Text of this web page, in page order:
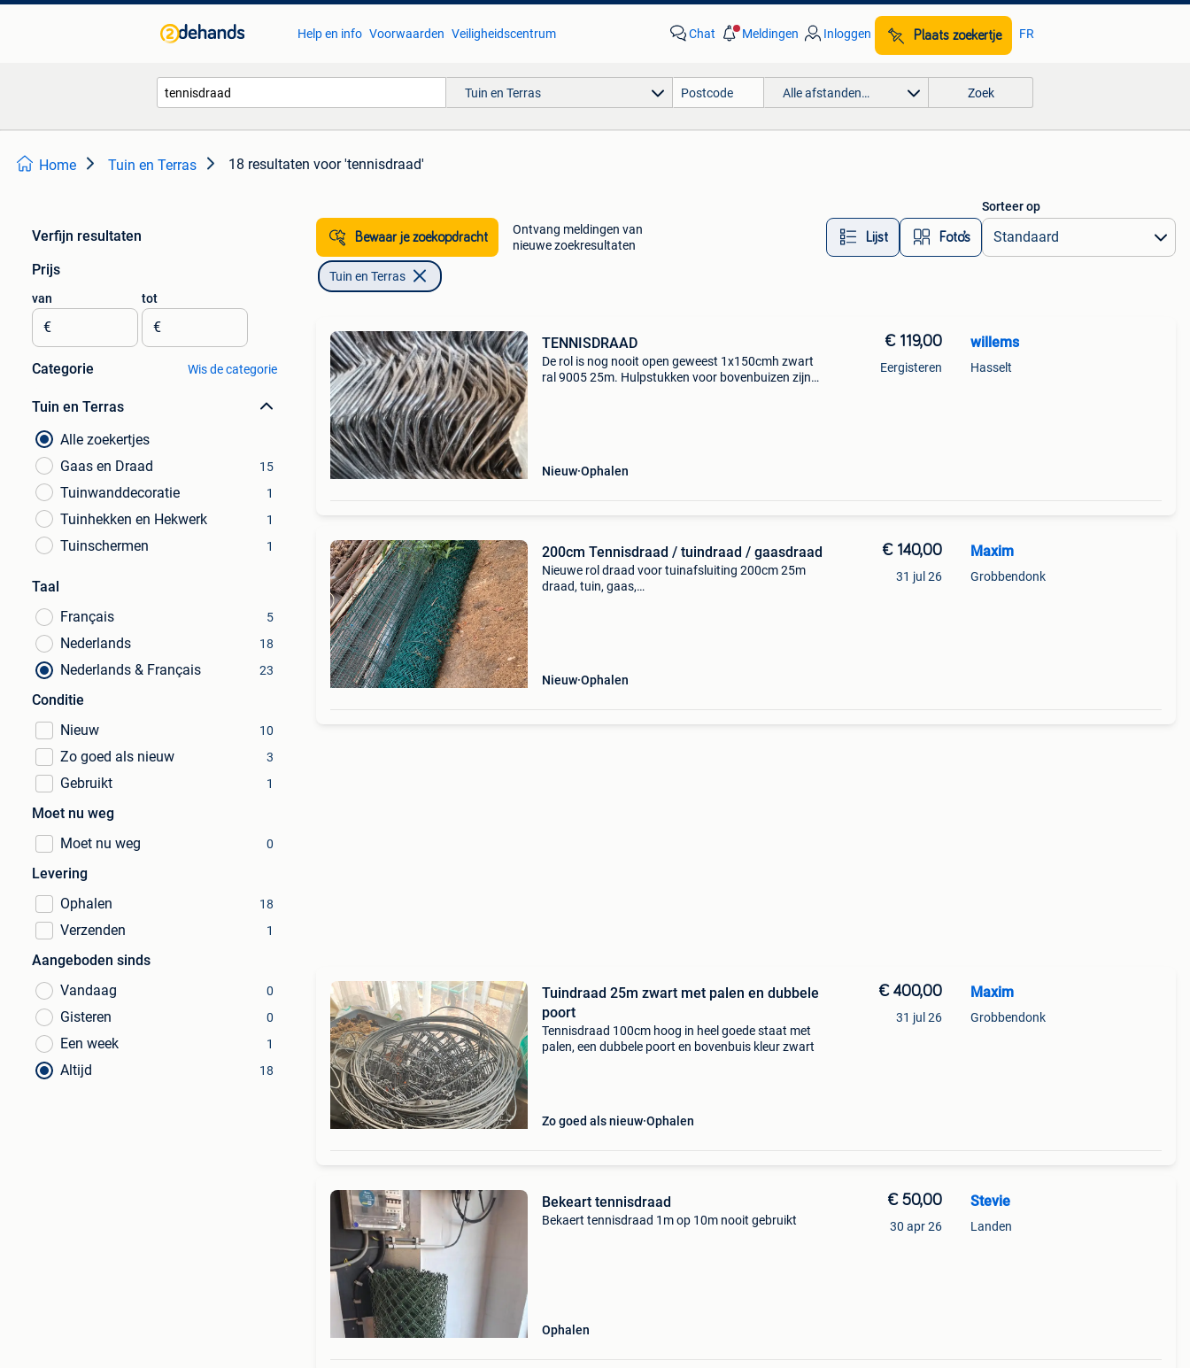
Help en info Voorwaarden Veiligheidscentrum Chat Meldingen Inloggen Plaats zoekertje FR
Tuin en Terras Alle afstanden… Zoek
Home Tuin en Terras 18 resultaten voor 'tennisdraad'
Verfijn resultaten
Prijs
van
€
tot
€
Categorie Wis de categorie
Tuin en Terras
Alle zoekertjes
Gaas en Draad
15
Tuinwanddecoratie 1
Tuinhekken en Hekwerk 1
Tuinschermen 1
Taal
Français
5
Nederlands 18
Nederlands & Français 23
Conditie
Nieuw
10
Zo goed als nieuw 3
Gebruikt 1
Moet nu weg
Moet nu weg
0
Levering
Ophalen
18
Verzenden 1
Aangeboden sinds
Vandaag
0
Gisteren 0
Een week 1
Altijd 18
Bewaar je zoekopdracht
Ontvang meldingen van
nieuwe zoekresultaten
Lijst Foto’s
Sorteer op
Tuin en Terras
TENNISDRAAD
De rol is nog nooit open geweest 1x150cmh zwart
ral 9005 25m. Hulpstukken voor bovenbuizen zijn
Nieuw Ophalen
€ 119,00
Eergisteren
willems
Hasselt
200cm Tennisdraad / tuindraad / gaasdraad
Nieuwe rol draad voor tuinafsluiting 200cm 25m
draad, tuin, gaas,…
Nieuw Ophalen
€ 140,00
31 jul 26
Maxim
Grobbendonk
Tuindraad 25m zwart met palen en dubbele
poort
Tennisdraad 100cm hoog in heel goede staat met
palen, een dubbele poort en bovenbuis kleur zwart
Zo goed als nieuw Ophalen
€ 400,00
31 jul 26
Maxim
Grobbendonk
Bekeart tennisdraad
Bekaert tennisdraad 1m op 10m nooit gebruikt
Ophalen
€ 50,00
30 apr 26
Stevie
Landen